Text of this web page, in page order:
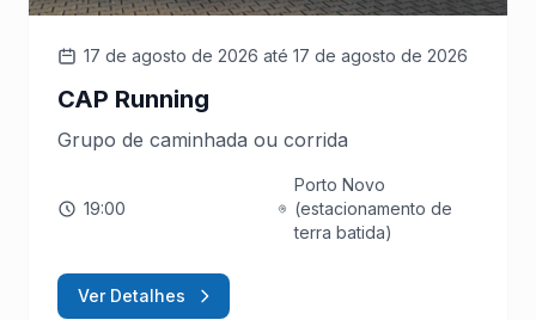
17 de agosto de 2026 até 17 de agosto de 2026
CAP Running
Grupo de caminhada ou corrida
19:00
Porto Novo
(estacionamento de
terra batida)
Ver Detalhes